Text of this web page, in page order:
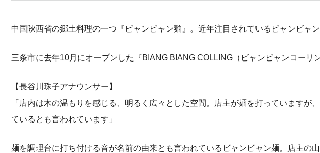
中国陝西省の郷土料理の一つ『ビャンビャン麺』。近年注目されているビャンビャ
三条市に去年10月にオープンした『BIANG BIANG COLLING（ビャンビャンコーリ
【長谷川珠子アナウンサー】
「店内は木の温もりを感じる、明るく広々とした空間。店主が麺を打っていますが
ているとも言われています」
麺を調理台に打ち付ける音が名前の由来とも言われているビャンビャン麺。店主の